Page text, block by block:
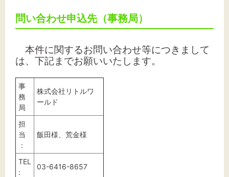
問い合わせ申込先（事務局）
本件に関するお問い合わせ等につきまして
は、下記までお願いいたします。
事
務
局
株式会社リトルワ
ールド
担
当
：
飯田様、荒金様
TEL
:
03-6416-8657